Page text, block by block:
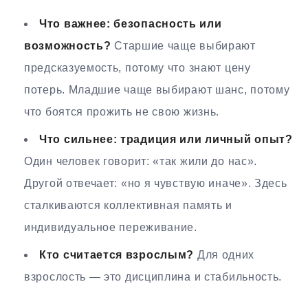
Что важнее: безопасность или
возможность? Старшие чаще выбирают
предсказуемость, потому что знают цену
потерь. Младшие чаще выбирают шанс, потому
что боятся прожить не свою жизнь.
Что сильнее: традиция или личный опыт?
Один человек говорит: «так жили до нас».
Другой отвечает: «но я чувствую иначе». Здесь
сталкиваются коллективная память и
индивидуальное переживание.
Кто считается взрослым? Для одних
взрослость — это дисциплина и стабильность.